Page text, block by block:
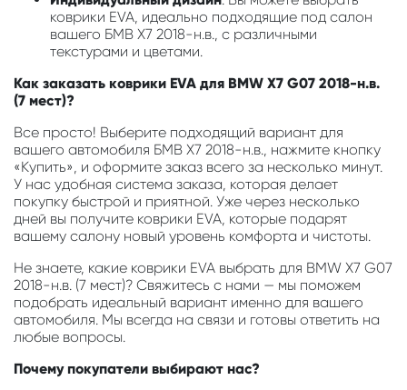
коврики EVA, идеально подходящие под салон
вашего БМВ Х7 2018-н.в., с различными
текстурами и цветами.
Как заказать коврики EVA для BMW X7 G07 2018-н.в.
(7 мест)?
Все просто! Выберите подходящий вариант для
вашего автомобиля БМВ Х7 2018-н.в., нажмите кнопку
«Купить», и оформите заказ всего за несколько минут.
У нас удобная система заказа, которая делает
покупку быстрой и приятной. Уже через несколько
дней вы получите коврики EVA, которые подарят
вашему салону новый уровень комфорта и чистоты.
Не знаете, какие коврики EVA выбрать для BMW X7 G07
2018-н.в. (7 мест)? Свяжитесь с нами — мы поможем
подобрать идеальный вариант именно для вашего
автомобиля. Мы всегда на связи и готовы ответить на
любые вопросы.
Почему покупатели выбирают нас?